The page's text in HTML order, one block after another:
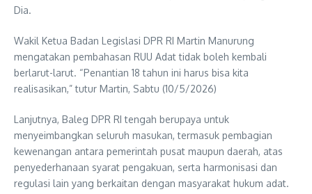
Dia.
Wakil Ketua Badan Legislasi DPR RI Martin Manurung
mengatakan pembahasan RUU Adat tidak boleh kembali
berlarut-larut. “Penantian 18 tahun ini harus bisa kita
realisasikan,” tutur Martin, Sabtu (10/5/2026)
Lanjutnya, Baleg DPR RI tengah berupaya untuk
menyeimbangkan seluruh masukan, termasuk pembagian
kewenangan antara pemerintah pusat maupun daerah, atas
penyederhanaan syarat pengakuan, serta harmonisasi dan
regulasi lain yang berkaitan dengan masyarakat hukum adat.